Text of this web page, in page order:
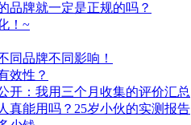
品牌就一定是正规的吗？
！~
同品牌不同影响！
效性？
开：我用三个月收集的评价汇总
真能用吗？25岁小伙的实测报告